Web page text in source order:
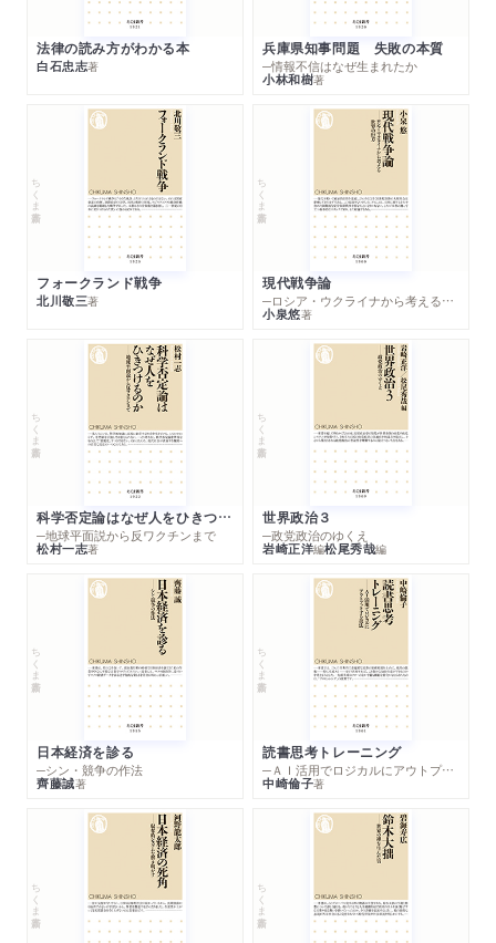
法律の読み方がわかる本
白石忠志著
兵庫県知事問題 失敗の本質
─情報不信はなぜ生まれたか
小林和樹著
ちくま新書
フォークランド戦争
北川敬三著
ちくま新書
現代戦争論
─ロシア・ウクライナから考える世界の行方
小泉悠著
ちくま新書
科学否定論はなぜ人をひきつけるのか
─地球平面説から反ワクチンまで
松村一志著
ちくま新書
世界政治３
─政党政治のゆくえ
岩崎正洋編松尾秀哉編
ちくま新書
日本経済を診る
─シン・競争の作法
齊藤誠著
ちくま新書
読書思考トレーニング
─ＡＩ活用でロジカルにアウトプットする技法
中崎倫子著
ちくま新書 ちくま新書